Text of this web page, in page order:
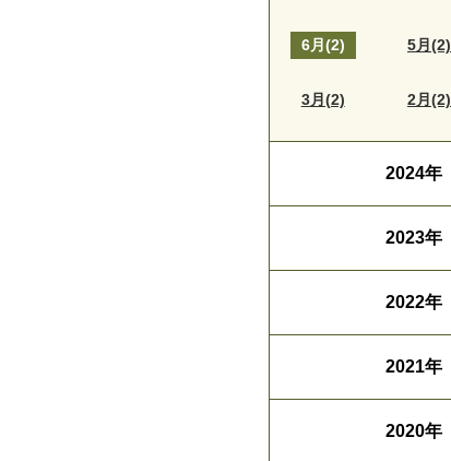
6月(2) 5月(2)
3月(2) 2月(2)
2024年
2023年
2022年
2021年
2020年